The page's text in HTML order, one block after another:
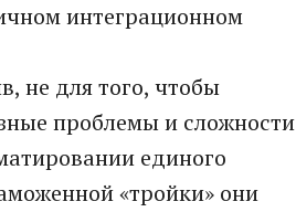
интеграционном
не для того, чтобы
проблемы и сложности
единого
«тройки» они